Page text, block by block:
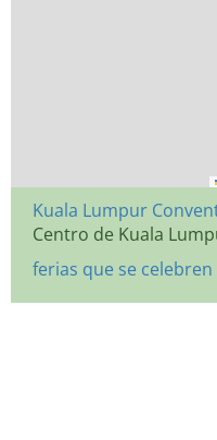
Kuala Lumpur
Centro de Kuala
ferias que se